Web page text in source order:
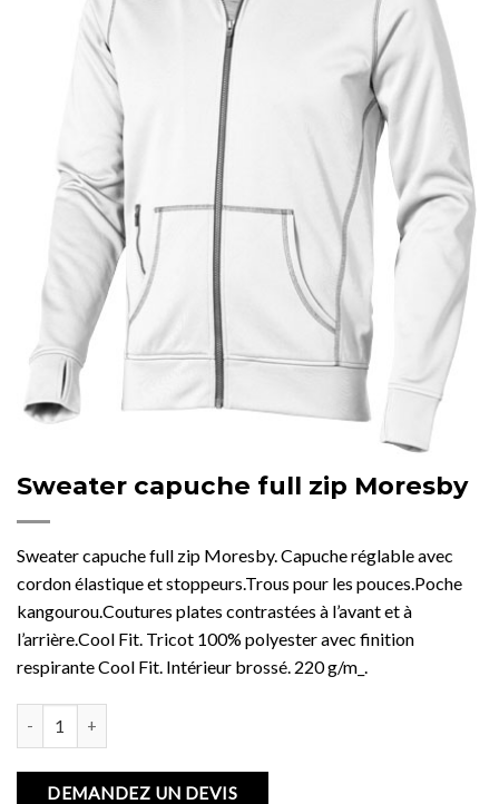
Sweater capuche full zip Moresby
Sweater capuche full zip Moresby. Capuche réglable avec
cordon élastique et stoppeurs.Trous pour les pouces.Poche
kangourou.Coutures plates contrastées à l’avant et à
l’arrière.Cool Fit. Tricot 100% polyester avec finition
respirante Cool Fit. Intérieur brossé. 220 g/m_.
DEMANDEZ UN DEVIS